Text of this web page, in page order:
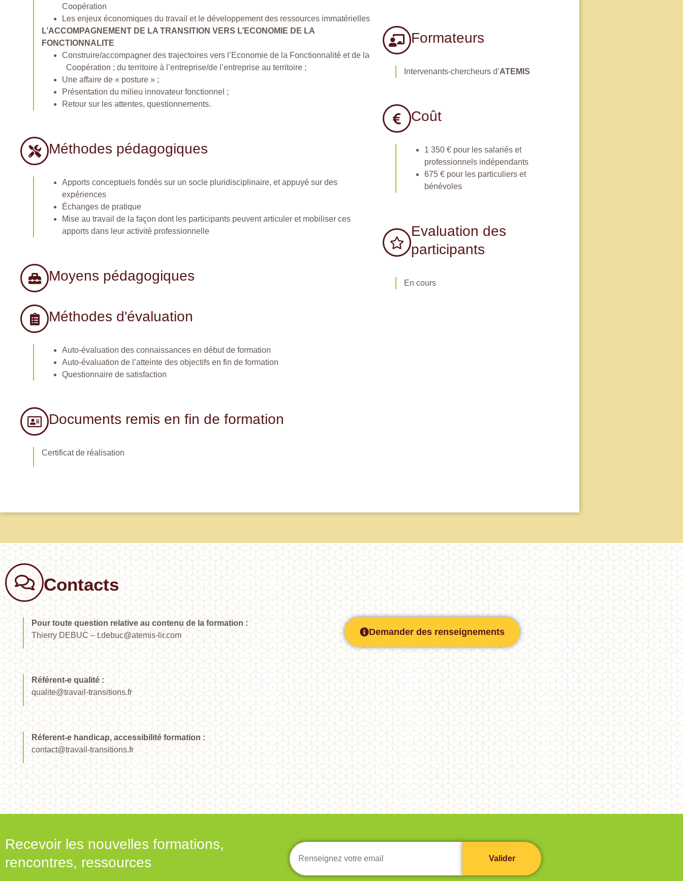
Coopération
Les enjeux économiques du travail et le développement des ressources immatérielles
L’ACCOMPAGNEMENT DE LA TRANSITION VERS L’ECONOMIE DE LA
FONCTIONNALITE
Construire/accompagner des trajectoires vers l’Economie de la Fonctionnalité et de la
Coopération ; du territoire à l’entreprise/de l’entreprise au territoire ;
Une affaire de « posture » ;
Présentation du milieu innovateur fonctionnel ;
Retour sur les attentes, questionnements.
Méthodes pédagogiques
Apports conceptuels fondés sur un socle pluridisciplinaire, et appuyé sur des
expériences
Échanges de pratique
Mise au travail de la façon dont les participants peuvent articuler et mobiliser ces
apports dans leur activité professionnelle
Moyens pédagogiques
Méthodes d'évaluation
Auto-évaluation des connaissances en début de formation
Auto-évaluation de l’atteinte des objectifs en fin de formation
Questionnaire de satisfaction
Documents remis en fin de formation
Certificat de réalisation
Formateurs
Intervenants-chercheurs d’ATEMIS
Coût
1 350 € pour les salariés et
professionnels indépendants
675 € pour les particuliers et
bénévoles
Evaluation des
participants
En cours
Contacts
Pour toute question relative au contenu de la formation :
Thierry DEBUC – t.debuc@atemis-lir.com
Référent-e qualité :
qualite@travail-transitions.fr
Réferent-e handicap, accessibilité formation :
contact@travail-transitions.fr
Demander des renseignements
Recevoir les nouvelles formations,
rencontres, ressources